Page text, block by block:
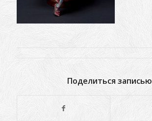
Поделиться записью